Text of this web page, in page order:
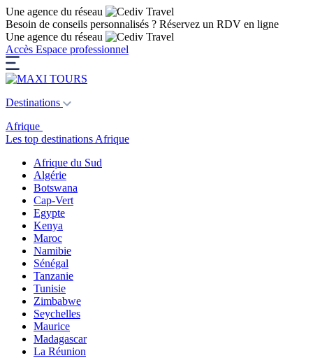
Une agence du réseau
Besoin de conseils personnalisés ? Réservez un RDV en ligne
Une agence du réseau
Accès Espace professionnel
Destinations
Afrique
Les top destinations Afrique
Afrique du Sud
Algérie
Botswana
Cap-Vert
Egypte
Kenya
Maroc
Namibie
Sénégal
Tanzanie
Tunisie
Zimbabwe
Seychelles
Maurice
Madagascar
La Réunion